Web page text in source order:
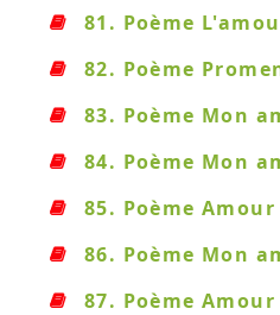
81. Poème
82. Poème
83. Poème Mon
84. Poème Mon
85. Poème Amour
86. Poème Mon
87. Poème